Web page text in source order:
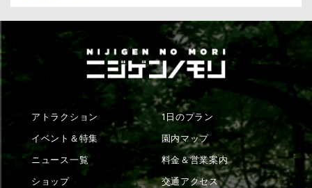
アトラクション
イベント＆特集
ニュース一覧
ショップ
1日のプラン
園内マップ
料金＆営業案内
交通アクセス